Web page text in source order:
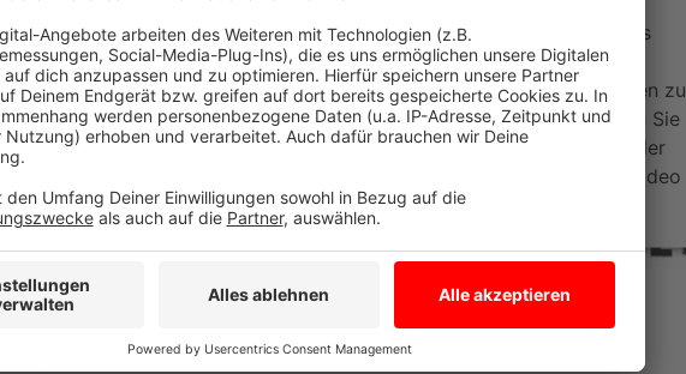
Wir verwenden einen Service eines
Drittanbieters, um Videoinhalte
einzubetten. Dieser Service kann Daten zu
Ihren Aktivitäten sammeln. Bitte lesen Sie
die Details durch und stimmen Sie der
Nutzung des Service zu, um dieses Video
anzusehen.
Mehr Informationen
powered byUsercentrics Consent Management
Fünf für And.Ypsilon und Michi Beck (Die Fantastischen Vier)
Anzeige